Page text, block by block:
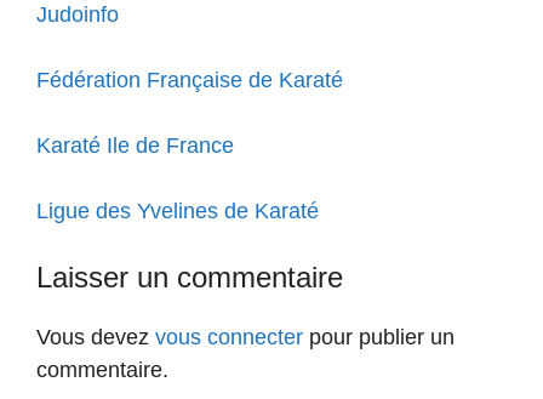
Judoinfo
Fédération Française de Karaté
Karaté Ile de France
Ligue des Yvelines de Karaté
Laisser un commentaire
Vous devez vous connecter pour publier un
commentaire.